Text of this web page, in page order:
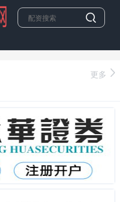
更多